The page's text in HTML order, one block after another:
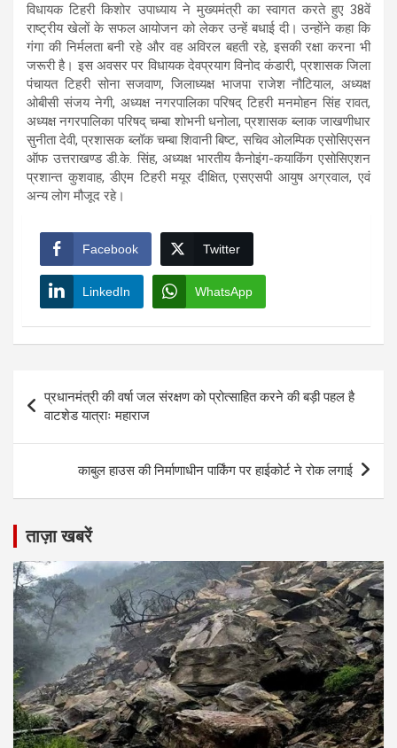
विधायक टिहरी किशोर उपाध्याय ने मुख्यमंत्री का स्वागत करते हुए 38वें
राष्ट्रीय खेलों के सफल आयोजन को लेकर उन्हें बधाई दी। उन्होंने कहा कि
गंगा की निर्मलता बनी रहे और वह अविरल बहती रहे, इसकी रक्षा करना भी
जरूरी है। इस अवसर पर विधायक देवप्रयाग विनोद कंडारी, प्रशासक जिला
पंचायत टिहरी सोना सजवाण, जिलाध्यक्ष भाजपा राजेश नौटियाल, अध्यक्ष
ओबीसी संजय नेगी, अध्यक्ष नगरपालिका परिषद् टिहरी मनमोहन सिंह रावत,
अध्यक्ष नगरपालिका परिषद् चम्बा शोभनी धनोला, प्रशासक ब्लाक जाखणीधार
सुनीता देवी, प्रशासक ब्लॉक चम्बा शिवानी बिष्ट, सचिव ओलम्पिक एसोसिएसन
ऑफ उत्तराखण्ड डी.के. सिंह, अध्यक्ष भारतीय कैनोइंग-कयाकिंग एसोसिएशन
प्रशान्त कुशवाह, डीएम टिहरी मयूर दीक्षित, एसएसपी आयुष अग्रवाल, एवं
अन्य लोग मौजूद रहे।
Facebook Twitter
LinkedIn WhatsApp
navigation
प्रधानमंत्री की वर्षा जल संरक्षण को प्रोत्साहित करने की बड़ी पहल है
वाटशेड यात्राः महाराज
काबुल हाउस की निर्माणाधीन पार्किंग पर हाईकोर्ट ने रोक लगाई
ताज़ा खबरें